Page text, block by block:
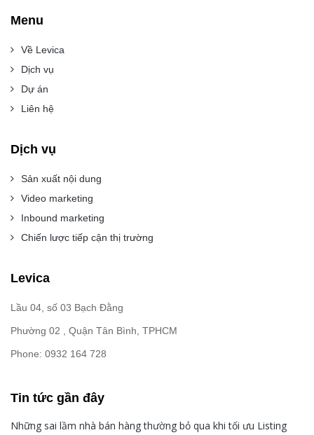
Menu
Về Levica
Dịch vụ
Dự án
Liên hệ
Dịch vụ
Sản xuất nội dung
Video marketing
Inbound marketing
Chiến lược tiếp cận thị trường
Levica
Lầu 04, số 03 Bạch Đằng
Phường 02 , Quận Tân Bình, TPHCM
Phone: 0932 164 728
Tin tức gần đây
Những sai lầm nhà bán hàng thường bỏ qua khi tối ưu Listing